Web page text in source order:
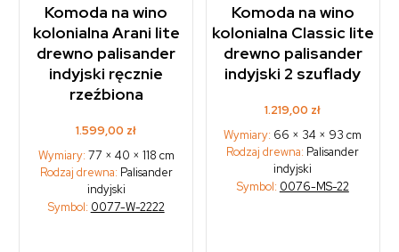
Komoda na wino
kolonialna Arani lite
drewno palisander
indyjski ręcznie
rzeźbiona
1.599,00 zł
Wymiary: 77 × 40 × 118 cm
Rodzaj drewna: Palisander
indyjski
Symbol: 0077-W-2222
Komoda na wino
kolonialna Classic lite
drewno palisander
indyjski 2 szuflady
1.219,00 zł
Wymiary: 66 × 34 × 93 cm
Rodzaj drewna: Palisander
indyjski
Symbol: 0076-MS-22